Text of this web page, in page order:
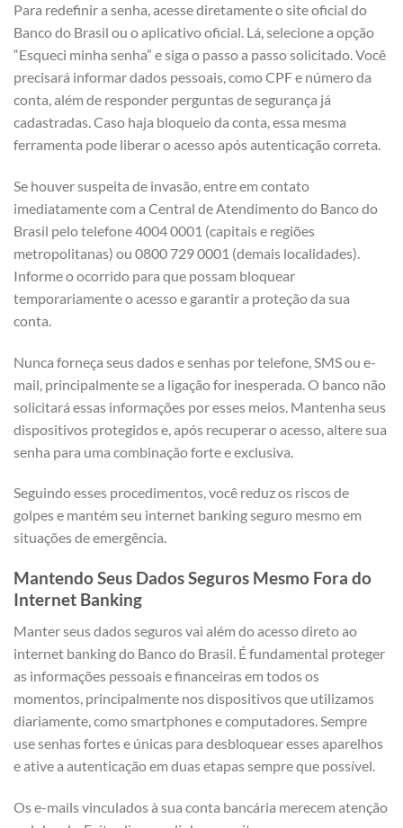
Para redefinir a senha, acesse diretamente o site oficial do
Banco do Brasil ou o aplicativo oficial. Lá, selecione a opção
“Esqueci minha senha” e siga o passo a passo solicitado. Você
precisará informar dados pessoais, como CPF e número da
conta, além de responder perguntas de segurança já
cadastradas. Caso haja bloqueio da conta, essa mesma
ferramenta pode liberar o acesso após autenticação correta.
Se houver suspeita de invasão, entre em contato
imediatamente com a Central de Atendimento do Banco do
Brasil pelo telefone 4004 0001 (capitais e regiões
metropolitanas) ou 0800 729 0001 (demais localidades).
Informe o ocorrido para que possam bloquear
temporariamente o acesso e garantir a proteção da sua
conta.
Nunca forneça seus dados e senhas por telefone, SMS ou e-
mail, principalmente se a ligação for inesperada. O banco não
solicitará essas informações por esses meios. Mantenha seus
dispositivos protegidos e, após recuperar o acesso, altere sua
senha para uma combinação forte e exclusiva.
Seguindo esses procedimentos, você reduz os riscos de
golpes e mantém seu internet banking seguro mesmo em
situações de emergência.
Mantendo Seus Dados Seguros Mesmo Fora do
Internet Banking
Manter seus dados seguros vai além do acesso direto ao
internet banking do Banco do Brasil. É fundamental proteger
as informações pessoais e financeiras em todos os
momentos, principalmente nos dispositivos que utilizamos
diariamente, como smartphones e computadores. Sempre
use senhas fortes e únicas para desbloquear esses aparelhos
e ative a autenticação em duas etapas sempre que possível.
Os e-mails vinculados à sua conta bancária merecem atenção